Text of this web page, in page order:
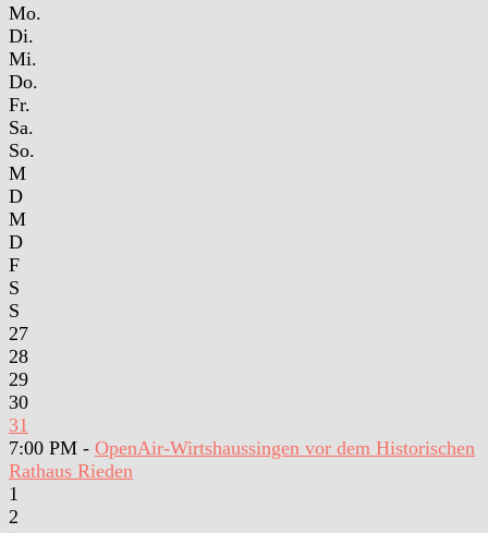
Mo.
Di.
Mi.
Do.
Fr.
Sa.
So.
M
D
M
D
F
S
S
27
28
29
30
31
7:00 PM - OpenAir-Wirtshaussingen vor dem Historischen
Rathaus Rieden
1
2